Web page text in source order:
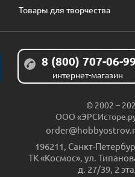
Товары для творчества
8 (800) 707-06-
интернет-магазин
© 2002 –
ООО
196211, Санкт-
ТК «Космос», ул.
д. 27/39, 2